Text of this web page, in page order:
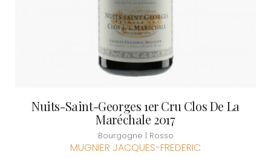
Nuits-Saint-Georges 1er Cru Clos De La
Maréchale 2017
Bourgogne | Rosso
MUGNIER JACQUES-FREDERIC